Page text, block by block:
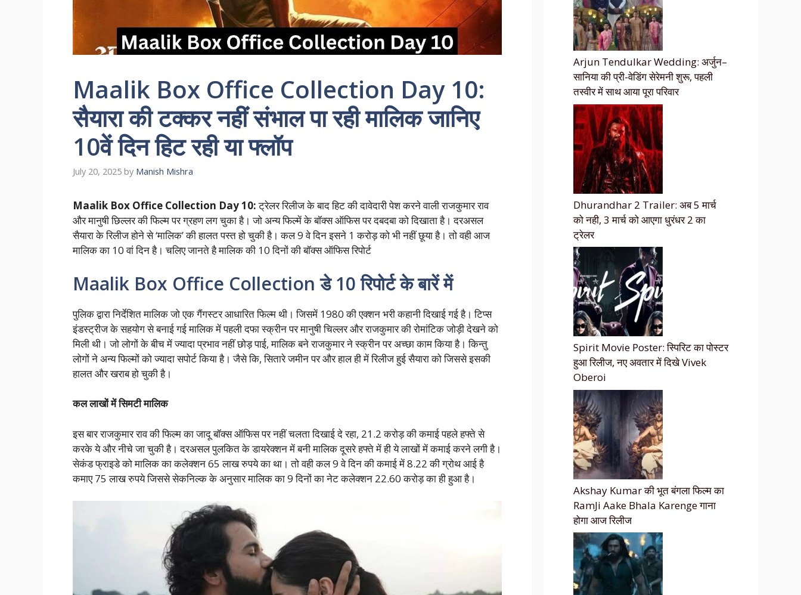
Maalik Box Office Collection Day 10:
सैयारा की टक्कर नहीं संभाल पा रही मालिक जानिए
10वें दिन हिट रही या फ्लॉप
July 20, 2025 by Manish Mishra
Maalik Box Office Collection Day 10:ट्रेलर रिलीज के बाद हिट की दावेदारी पेश करने वाली राजकुमार राव
और मानुषी छिल्लर की फिल्म पर ग्रहण लग चुका है। जो अन्य फिल्में के बॉक्स ऑफिस पर दबदबा को दिखाता है। दरअसल
सैयारा के रिलीज होने से ‘मालिक’ की हालत पस्त हो चुकी है। कल 9 वे दिन इसने 1 करोड़ को भी नहीं छूया है। तो वही आज
मालिक का 10 वां दिन है। चलिए जानते है मालिक की 10 दिनों की बॉक्स ऑफिस रिपोर्ट
Maalik Box Office Collection डे 10 रिपोर्ट के बारें में
पुलिक द्वारा निर्देशित मालिक जो एक गैंगस्टर आधारित फिल्म थी। जिसमें 1980 की एक्शन भरी कहानी दिखाई गई है। टिप्स
इंडस्ट्रीज के सहयोग से बनाई गई मालिक में पहली दफा स्क्रीन पर मानुषी चिल्लर और राजकुमार की रोमांटिक जोड़ी देखने को
मिली थी। जो लोगों के बीच में ज्यादा प्रभाव नहीं छोड़ पाई, मालिक बने राजकुमार ने स्क्रीन पर अच्छा काम किया है। किन्तु
लोगों ने अन्य फिल्मों को ज्यादा सपोर्ट किया है। जैसे कि, सितारे जमीन पर और हाल ही में रिलीज हुई सैयारा को जिससे इसकी
हालत और खराब हो चुकी है।
कल लाखों में सिमटी मालिक
इस बार राजकुमार राव की फिल्म का जादू बॉक्स ऑफिस पर नहीं चलता दिखाई दे रहा, 21.2 करोड़ की कमाई पहले हफ्ते से
करके ये और नीचे जा चुकी है। दरअसल पुलकित के डायरेक्शन में बनी मालिक दूसरे हफ्ते में ही ये लाखों में कमाई करने लगी है।
सेकंड फ्राइडे को मालिक का कलेक्शन 65 लाख रुपये का था। तो वही कल 9 वे दिन की कमाई में 8.22 की ग्रोथ आई है
कमाए 75 लाख रुपये जिससे सेकनिल्क के अनुसार मालिक का 9 दिनों का नेट कलेक्शन 22.60 करोड़ का ही हुआ है।
Arjun Tendulkar Wedding: अर्जुन–
सानिया की प्री-वेडिंग सेरेमनी शुरू, पहली
तस्वीर में साथ आया पूरा परिवार
Dhurandhar 2 Trailer: अब 5 मार्च
को नही, 3 मार्च को आएगा धुरंधर 2 का
ट्रेलर
Spirit Movie Poster: स्पिरिट का पोस्टर
हुआ रिलीज, नए अवतार में दिखे Vivek
Oberoi
Akshay Kumar की भूत बंगला फिल्म का
RamJi Aake Bhala Karenge गाना
होगा आज रिलीज